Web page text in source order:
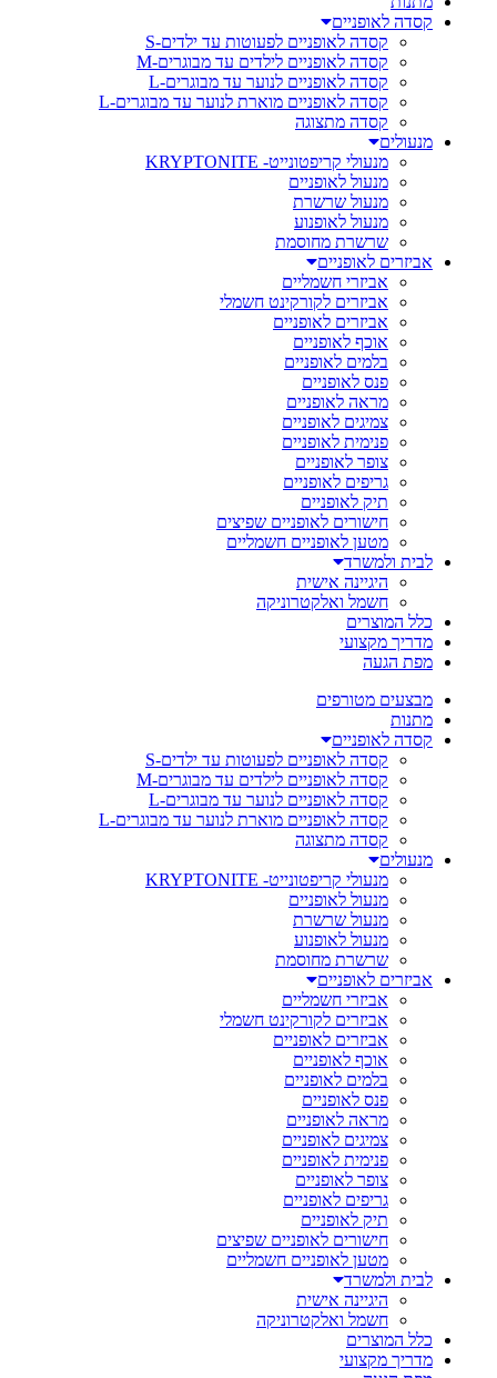
קסדה לאופניים
קסדה לאופניים לפעוטות עד ילדים-S
קסדה לאופניים לילדים עד מבוגרים-M
קסדה לאופניים לנוער עד מבוגרים-L
קסדה לאופניים מוארת לנוער עד מבוגרים-L
קסדה מתצוגה
מנעולים
מנעולי קריפטונייט- KRYPTONITE
מנעול לאופניים
מנעול שרשרת
מנעול לאופנוע
שרשרת מחוסמת
אביזרים לאופניים
אביזרי חשמליים
אביזרים לקורקינט חשמלי
אביזרים לאופניים
אוכף לאופניים
בלמים לאופניים
פנס לאופניים
מראה לאופניים
צמיגים לאופניים
פנימית לאופניים
צופר לאופניים
גריפים לאופניים
תיק לאופניים
חישורים לאופניים שפיצים
מטען לאופניים חשמליים
לבית ולמשרד
היגיינה אישית
חשמל ואלקטרוניקה
כלל המוצרים
מדריך מקצועי
מפת הגעה
מבצעים מטורפים
מתנות
קסדה לאופניים
קסדה לאופניים לפעוטות עד ילדים-S
קסדה לאופניים לילדים עד מבוגרים-M
קסדה לאופניים לנוער עד מבוגרים-L
קסדה לאופניים מוארת לנוער עד מבוגרים-L
קסדה מתצוגה
מנעולים
מנעולי קריפטונייט- KRYPTONITE
מנעול לאופניים
מנעול שרשרת
מנעול לאופנוע
שרשרת מחוסמת
אביזרים לאופניים
אביזרי חשמליים
אביזרים לקורקינט חשמלי
אביזרים לאופניים
אוכף לאופניים
בלמים לאופניים
פנס לאופניים
מראה לאופניים
צמיגים לאופניים
פנימית לאופניים
צופר לאופניים
גריפים לאופניים
תיק לאופניים
חישורים לאופניים שפיצים
מטען לאופניים חשמליים
לבית ולמשרד
היגיינה אישית
חשמל ואלקטרוניקה
כלל המוצרים
מדריך מקצועי